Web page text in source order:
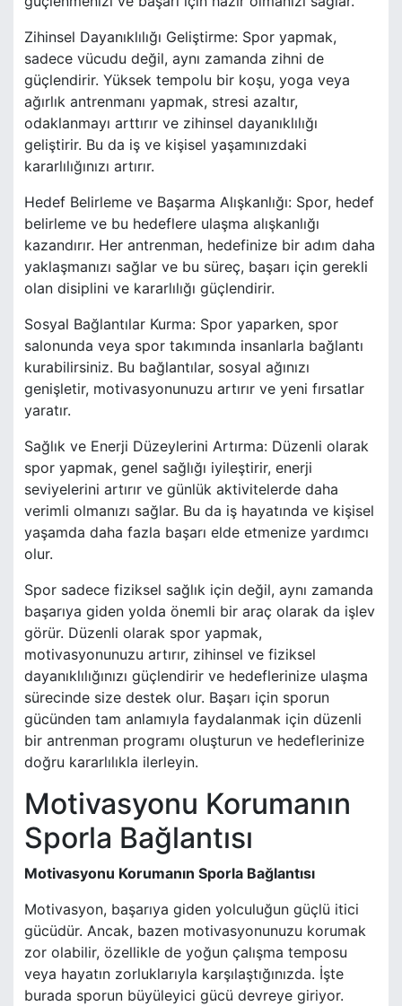
Zihinsel Dayanıklılığı Geliştirme: Spor yapmak,
sadece vücudu değil, aynı zamanda zihni de
güçlendirir. Yüksek tempolu bir koşu, yoga veya
ağırlık antrenmanı yapmak, stresi azaltır,
odaklanmayı arttırır ve zihinsel dayanıklılığı
geliştirir. Bu da iş ve kişisel yaşamınızdaki
kararlılığınızı artırır.
Hedef Belirleme ve Başarma Alışkanlığı: Spor, hedef
belirleme ve bu hedeflere ulaşma alışkanlığı
kazandırır. Her antrenman, hedefinize bir adım daha
yaklaşmanızı sağlar ve bu süreç, başarı için gerekli
olan disiplini ve kararlılığı güçlendirir.
Sosyal Bağlantılar Kurma: Spor yaparken, spor
salonunda veya spor takımında insanlarla bağlantı
kurabilirsiniz. Bu bağlantılar, sosyal ağınızı
genişletir, motivasyonunuzu artırır ve yeni fırsatlar
yaratır.
Sağlık ve Enerji Düzeylerini Artırma: Düzenli olarak
spor yapmak, genel sağlığı iyileştirir, enerji
seviyelerini artırır ve günlük aktivitelerde daha
verimli olmanızı sağlar. Bu da iş hayatında ve kişisel
yaşamda daha fazla başarı elde etmenize yardımcı
olur.
Spor sadece fiziksel sağlık için değil, aynı zamanda
başarıya giden yolda önemli bir araç olarak da işlev
görür. Düzenli olarak spor yapmak,
motivasyonunuzu artırır, zihinsel ve fiziksel
dayanıklılığınızı güçlendirir ve hedeflerinize ulaşma
sürecinde size destek olur. Başarı için sporun
gücünden tam anlamıyla faydalanmak için düzenli
bir antrenman programı oluşturun ve hedeflerinize
doğru kararlılıkla ilerleyin.
Motivasyonu Korumanın
Sporla Bağlantısı
Motivasyonu Korumanın Sporla Bağlantısı
Motivasyon, başarıya giden yolculuğun güçlü itici
gücüdür. Ancak, bazen motivasyonunuzu korumak
zor olabilir, özellikle de yoğun çalışma temposu
veya hayatın zorluklarıyla karşılaştığınızda. İşte
burada sporun büyüleyici gücü devreye giriyor.